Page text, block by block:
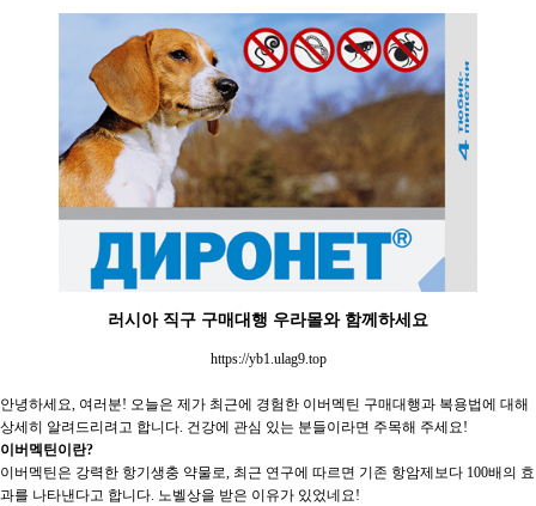
러시아 직구 구매대행 우라몰와 함께하세요
https://yb1.ulag9.top
안녕하세요, 여러분! 오늘은 제가 최근에 경험한 이버멕틴 구매대행과 복용법에 대해
상세히 알려드리려고 합니다. 건강에 관심 있는 분들이라면 주목해 주세요!
이버멕틴이란?
이버멕틴은 강력한 항기생충 약물로, 최근 연구에 따르면 기존 항암제보다 100배의 효
과를 나타낸다고 합니다. 노벨상을 받은 이유가 있었네요!